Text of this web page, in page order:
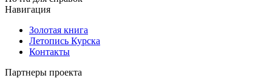
Навигация
Золотая книга
Летопись Курска
Контакты
Партнеры проекта